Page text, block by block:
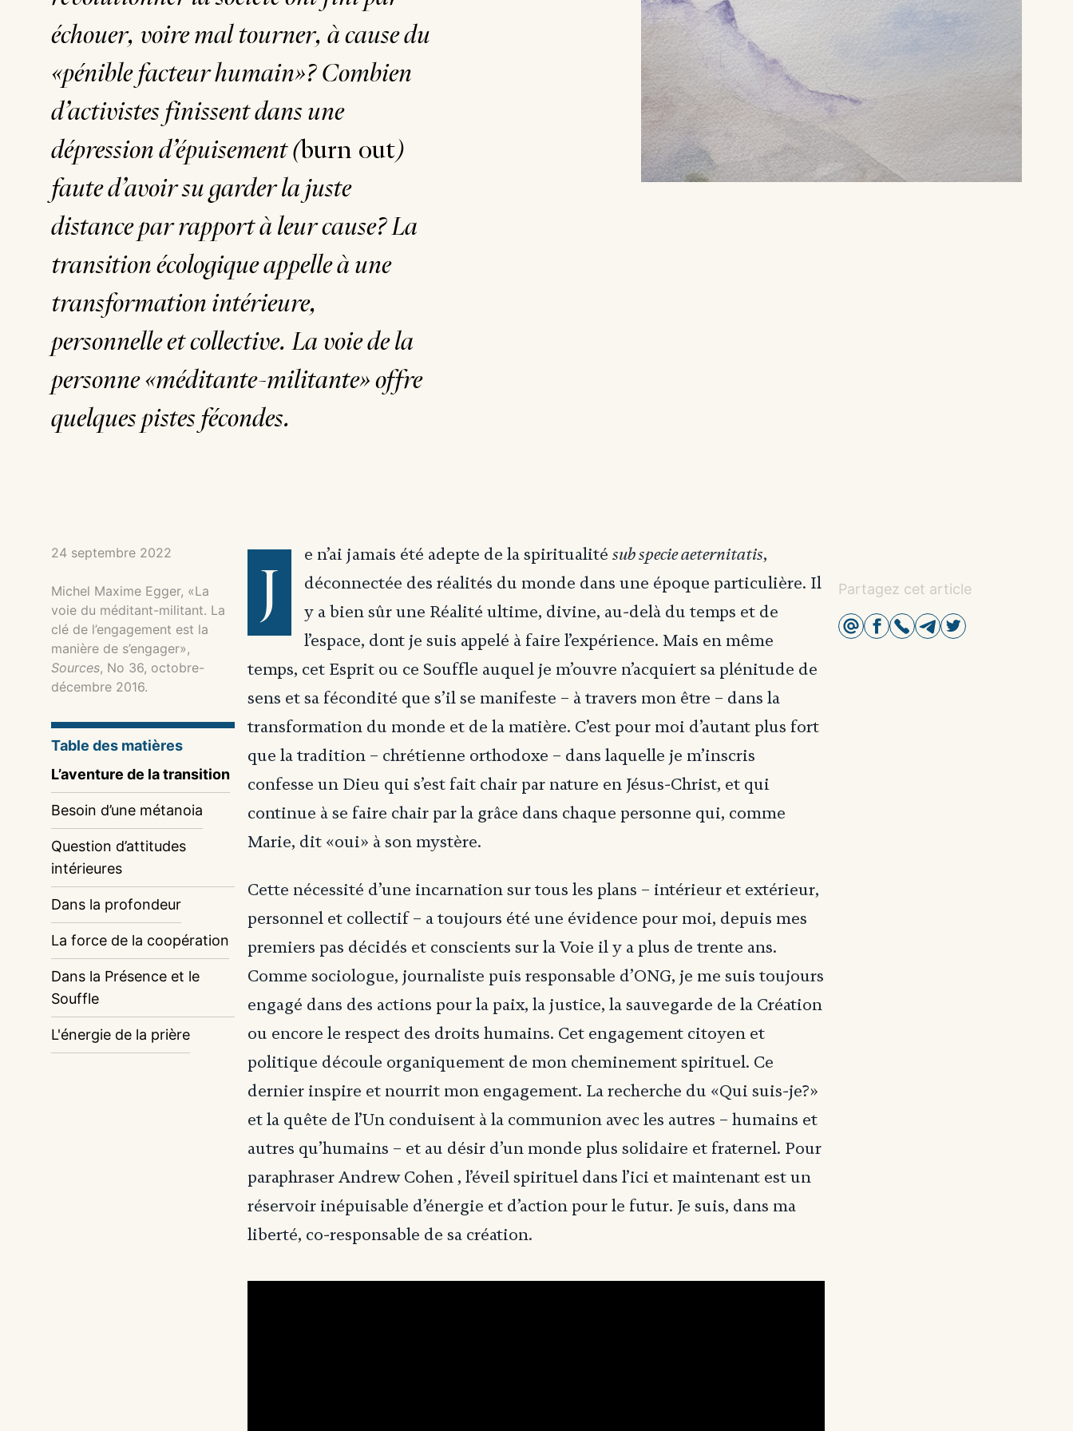
échouer, voire mal tourner, à cause du
«pénible facteur humain»? Combien
d’activistes finissent dans une
dépression d’épuisement (burn out)
faute d’avoir su garder la juste
distance par rapport à leur cause? La
transition écologique appelle à une
transformation intérieure,
personnelle et collective. La voie de la
personne «méditante-militante» offre
quelques pistes fécondes.
24 septembre 2022
Michel Maxime Egger, «La
voie du méditant-militant. La
clé de l’engagement est la
manière de s’engager»,
Sources, No 36, octobre-
décembre 2016.
Table des matières
L’aventure de la transition
Besoin d’une métanoia
Question d’attitudes
intérieures
Dans la profondeur
La force de la coopération
Dans la Présence et le
Souffle
L'énergie de la prière
J
e n’ai jamais été adepte de la spiritualitésub specie aeternitatis,
déconnectée des réalités du monde dans une époque particulière. Il
y a bien sûr une Réalité ultime, divine, au-delà du temps et de
l’espace, dont je suis appelé à faire l’expérience. Mais en même
temps, cet Esprit ou ce Souffle auquel je m’ouvre n’acquiert sa plénitude de
sens et sa fécondité que s’il se manifeste – à travers mon être – dans la
transformation du monde et de la matière. C’est pour moi d’autant plus fort
que la tradition – chrétienne orthodoxe – dans laquelle je m’inscris
confesse un Dieu qui s’est fait chair par nature en Jésus-Christ, et qui
continue à se faire chair par la grâce dans chaque personne qui, comme
Marie, dit «oui» à son mystère.
Cette nécessité d’une incarnation sur tous les plans – intérieur et extérieur,
personnel et collectif – a toujours été une évidence pour moi, depuis mes
premiers pas décidés et conscients sur la Voie il y a plus de trente ans.
Comme sociologue, journaliste puis responsable d’ONG, je me suis toujours
engagé dans des actions pour la paix, la justice, la sauvegarde de la Création
ou encore le respect des droits humains. Cet engagement citoyen et
politique découle organiquement de mon cheminement spirituel. Ce
dernier inspire et nourrit mon engagement. La recherche du «Qui suis-je?»
et la quête de l’Un conduisent à la communion avec les autres – humains et
autres qu’humains – et au désir d’un monde plus solidaire et fraternel. Pour
paraphraser Andrew Cohen , l’éveil spirituel dans l’ici et maintenant est un
réservoir inépuisable d’énergie et d’action pour le futur. Je suis, dans ma
liberté, co-responsable de sa création.
Partagez cet article